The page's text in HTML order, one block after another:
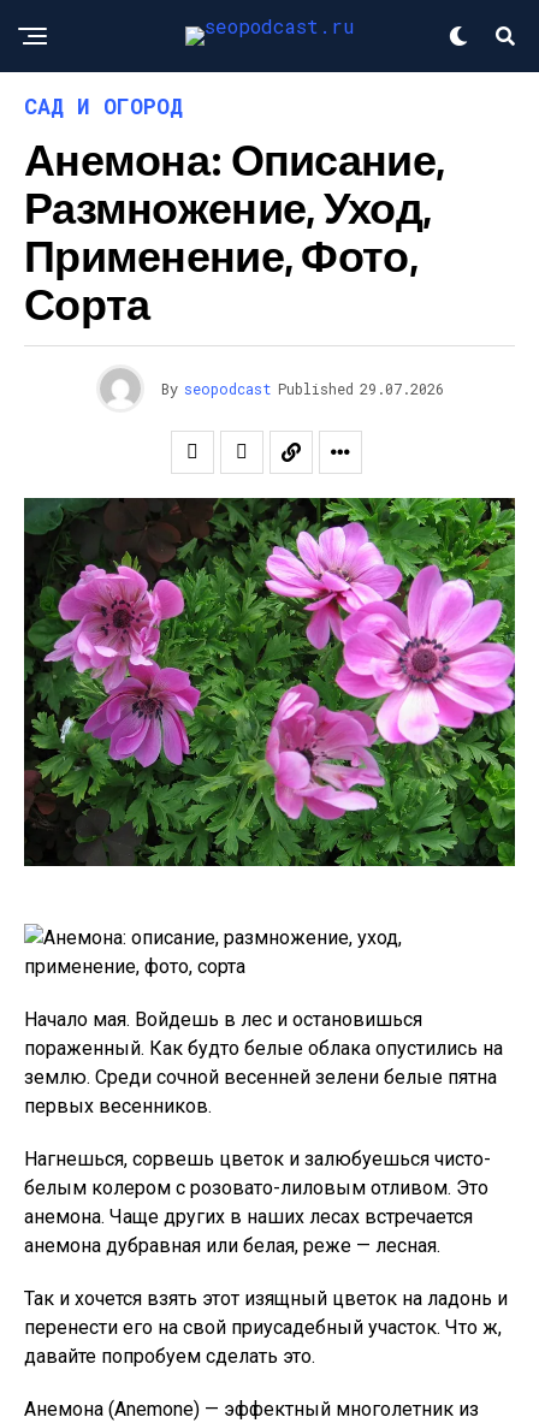
САД И ОГОРОД
Анемона: Описание,
Размножение, Уход,
Применение, Фото,
Сорта
By seopodcast Published 29.07.2026
Начало мая. Войдешь в лес и остановишься
пораженный. Как будто белые облака опустились на
землю. Среди сочной весенней зелени белые пятна
первых весенников.
Нагнешься, сорвешь цветок и залюбуешься чисто-
белым колером с розовато-лиловым отливом. Это
анемона. Чаще других в наших лесах встречается
анемона дубравная или белая, реже — лесная.
Так и хочется взять этот изящный цветок на ладонь и
перенести его на свой приусадебный участок. Что ж,
давайте попробуем сделать это.
Анемона (Anemone) — эффектный многолетник из